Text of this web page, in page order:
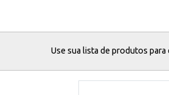
Use sua lista de produtos para